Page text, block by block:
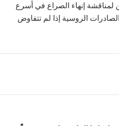
لمناقشة إنهاء الصراع في أسرع
الروسية إذا لم تتفاوض